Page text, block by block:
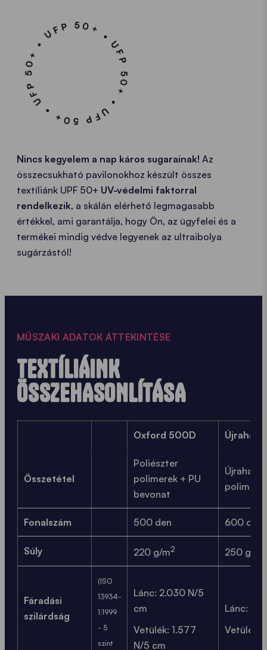
UFP 50+ • UFP 50+ • UFP 50+ • UFP 50+ •
Nincs kegyelem a nap káros sugarainak! Az
összecsukható pavilonokhoz készült összes
textíliánk UPF 50+ UV-védelmi faktorral
rendelkezik, a skálán elérhető legmagasabb
értékkel, ami garantálja, hogy Ön, az ügyfelei és a
termékei mindig védve legyenek az ultraibolya
sugárzástól!
MŰSZAKI ADATOK ÁTTEKINTÉSE
TEXTÍLIÁINK
ÖSSZEHASONLÍTÁSA
Oxford 500D
Összetétel
Poliészter
polimerek + PU
bevonat
Fonalszám 500 den 600 den
Súly 220 g/m2 250 g/m
Fáradási
szilárdság
(ISO
13934-
1:1999
- 5
szint
Lánc: 2.030 N/5
cm
Vetülék: 1.577
N/5 cm
Lánc:
Vetülék: